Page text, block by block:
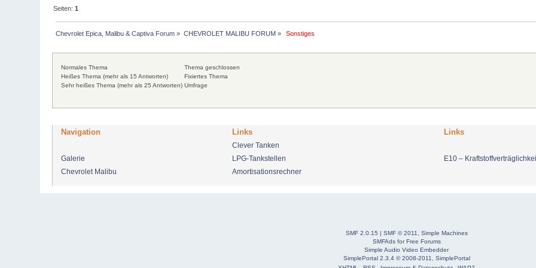
Seiten:1
Chevrolet Epica, Malibu & Captiva Forum » CHEVROLET MALIBU FORUM» Sonstiges
Normales Thema
Heißes Thema (mehr als 15 Antworten)
Sehr heißes Thema (mehr als 25 Antworten)
Thema geschlossen
Fixiertes Thema
Umfrage
Navigation Links Links
Clever Tanken
Galerie
LPG-Tankstellen
E10 –
Chevrolet Malibu
Amortisationsrechner
SMF 2.0.15 | SMF © 2011
Simple Machines
SMFAdsforFree Forums
Simple Audio Video Embedder
SimplePortal 2.3.4 © 2008-2011, SimplePortal